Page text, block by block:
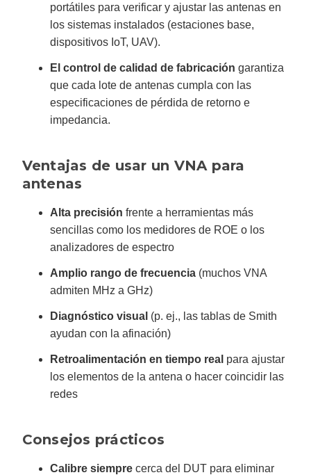
portátiles para verificar y ajustar las antenas en
los sistemas instalados (estaciones base,
dispositivos IoT, UAV).
El control de calidad de fabricación garantiza
que cada lote de antenas cumpla con las
especificaciones de pérdida de retorno e
impedancia.
Ventajas de usar un VNA para
antenas
Alta precisión frente a herramientas más
sencillas como los medidores de ROE o los
analizadores de espectro
Amplio rango de frecuencia(muchos VNA
admiten MHz a GHz)
Diagnóstico visual (p. ej., las tablas de Smith
ayudan con la afinación)
Retroalimentación en tiempo real para ajustar
los elementos de la antena o hacer coincidir las
redes
Consejos prácticos
Calibre siemprecerca del DUT para eliminar